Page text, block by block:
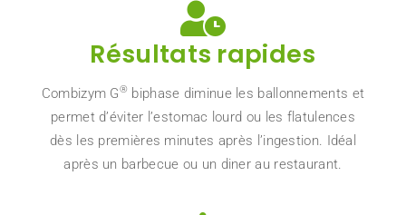
Résultats rapides
Combizym G® biphase diminue les ballonnements et
permet d’éviter l’estomac lourd ou les flatulences
dès les premières minutes après l’ingestion. Idéal
après un barbecue ou un diner au restaurant.